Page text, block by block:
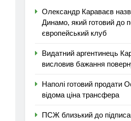
Олександр Караваєв
Динамо, який готовий до
європейський клуб
Видатний аргентинець
висловив бажання
Наполі готовий продати
відома ціна трансфера
ПСЖ близький до